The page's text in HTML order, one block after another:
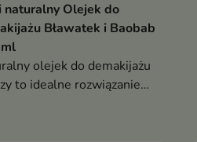
naturalny Olejek do
Bławatek i Baobab
olejek do demakijażu
to idealne rozwiązanie